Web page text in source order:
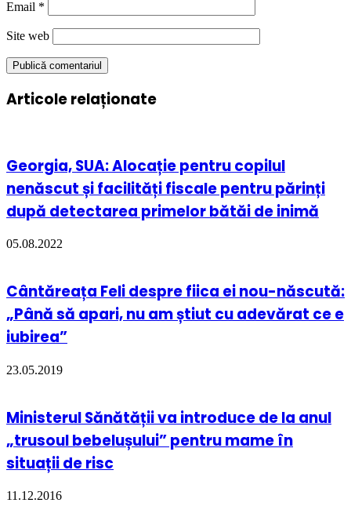
Email *
Site web
Articole relaționate
Georgia, SUA: Alocație pentru copilul
nenăscut și facilități fiscale pentru părinți
după detectarea primelor bătăi de inimă
05.08.2022
Cântăreața Feli despre fiica ei nou-născută:
„Până să apari, nu am știut cu adevărat ce e
iubirea”
23.05.2019
Ministerul Sănătății va introduce de la anul
„trusoul bebelușului” pentru mame în
situații de risc
11.12.2016